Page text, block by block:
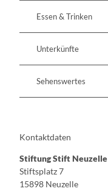
Essen & Trinken
Unterkünfte
Sehenswertes
Kontaktdaten
Stiftung Stift Neuzelle
Stiftsplatz 7
15898 Neuzelle